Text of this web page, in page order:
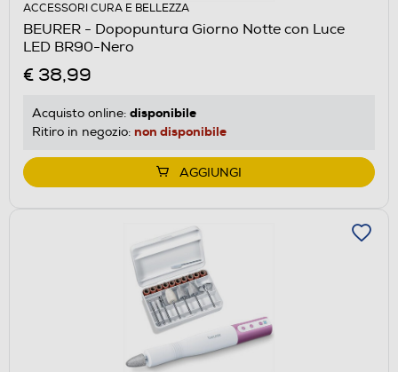
ACCESSORI CURA E BELLEZZA
BEURER - Dopopuntura Giorno Notte con Luce
LED BR90-Nero
€ 38,99
Acquisto online: disponibile
Ritiro in negozio: non disponibile
AGGIUNGI